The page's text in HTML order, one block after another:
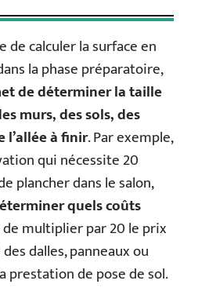
de calculer la surface en
la phase préparatoire,
de déterminer la taille
murs, des sols, des
l’allée à finir. Par exemple,
qui nécessite 20
plancher dans le salon,
quels coûts
multiplier par 20 le prix
dalles, panneaux ou
prestation de pose de sol.